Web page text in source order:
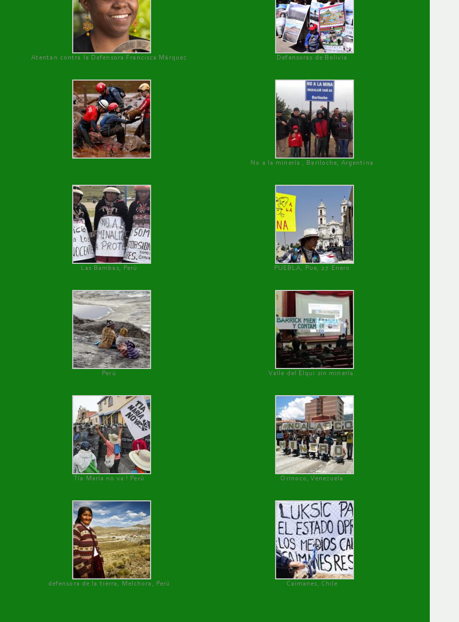
Atentan contra la Defensora Francisca Márquez Defensoras de Bolivia
No a la minería , Bariloche, Argentina
Las Bambas, Perú PUEBLA, Pue, 27 Enero
Perú Valle del Elqui sin minería.
Tía María no va ! Perú Orinoco, Venezuela
defensora de la tierra, Melchora, Perú Caimanes, Chile